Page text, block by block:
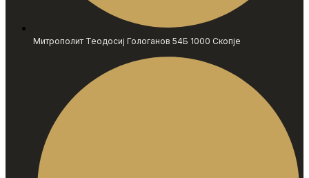
Митрополит Теодосиј Гологанов 54Б 1000 Скопје